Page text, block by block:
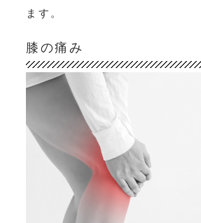
ます。
膝の痛み